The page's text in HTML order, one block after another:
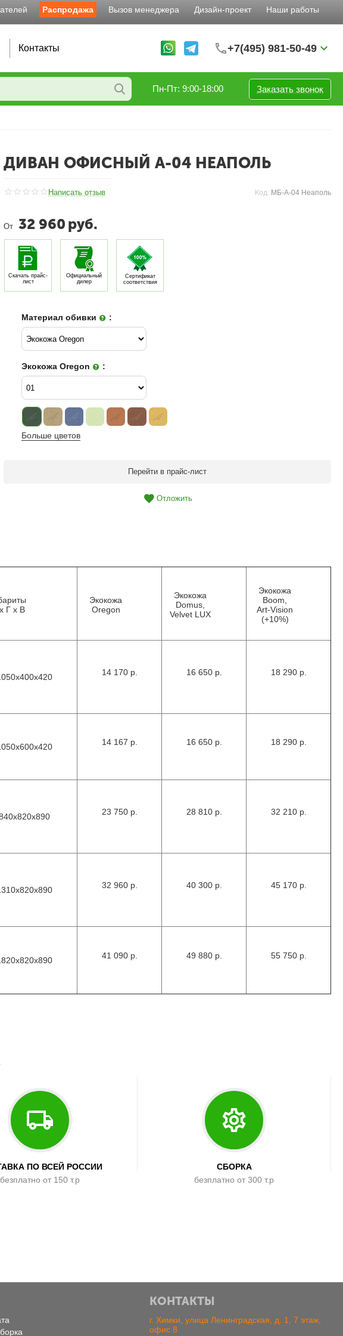
Распродажа Вызов менеджера Дизайн-проект Наши работы
Контакты +7(495) 981-50-49
Заказать звонок
Пн-Пт: 9:00-18:00
ДИВАН ОФИСНЫЙ A-04 НЕАПОЛЬ
Написать отзыв Код: МБ-A-04 Неаполь
От 32 960 руб.
Скачать прайс-
лист
Официальный
дилер
Сертификат
соответствия
Материал обивки :
Экокожа Oregon :
Больше цветов
Перейти в прайс-лист
Отложить
Г х В
Экокожа
Oregon
Экокожа
Domus,
Velvet LUX
Экокожа
Boom,
Art-Vision
(+10%)
14 170 р. 16 650 р. 18 290 р.
14 167 р. 16 650 р. 18 290 р.
23 750 р. 28 810 р. 32 210 р.
32 960 р. 40 300 р. 45 170 р.
41 090 р. 49 880 р. 55 750 р.
ПО ВСЕЙ РОССИИ
безплатно от 150 т.р
СБОРКА
безплатно от 300 т.р
КОНТАКТЫ
г. Химки, улица Ленинградская, д. 1, 7 этаж,
офис 8